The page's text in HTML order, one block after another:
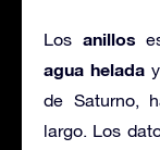
Los anillos
agua heladay
de Saturno,
largo. Los